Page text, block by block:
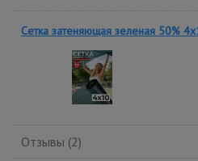
Сетка затеняющая зеленая 50%
Отзывы (2)